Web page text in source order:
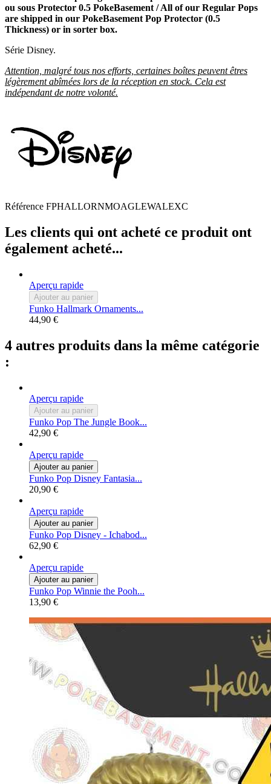
ou sous Protector 0.5 PokeBasement / All of our Regular Pops
are shipped in our PokeBasement Pop Protector (0.5
Thickness) or in sorter box.
Série Disney.
Attention, malgré tous nos efforts, certaines boîtes peuvent êtres
légèrement abîmées lors de la réception en stock. Cela est
indépendant de notre volonté.
Référence FPHALLORNMOAGLEWALEXC
Les clients qui ont acheté ce produit ont
également acheté...
Aperçu rapide
Ajouter au panier
Funko Hallmark Ornaments...
44,90 €
4 autres produits dans la même catégorie
:
Aperçu rapide
Ajouter au panier
Funko Pop The Jungle Book...
42,90 €
Aperçu rapide
Ajouter au panier
Funko Pop Disney Fantasia...
20,90 €
Aperçu rapide
Ajouter au panier
Funko Pop Disney - Ichabod...
62,90 €
Aperçu rapide
Ajouter au panier
Funko Pop Winnie the Pooh...
13,90 €